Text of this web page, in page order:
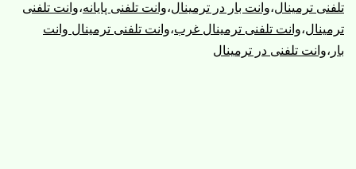
تلفنی ترمینال،وانت بار در ترمینال،وانت تلفنی پایانه،وانت تلفنی
ترمینال،وانت تلفنی ترمینال غرب،وانت تلفنی ترمینال وانت
بار ،وانت تلفنی در ترمینال